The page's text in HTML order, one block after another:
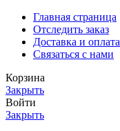
Главная страница
Отследить заказ
Доставка и оплата
Связаться с нами
Корзина
Закрыть
Войти
Закрыть